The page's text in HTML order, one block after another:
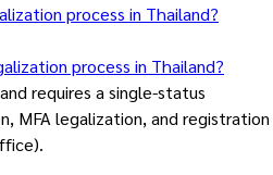
process in Thailand?
process in Thailand?
requires a single-status
MFA legalization, and registration